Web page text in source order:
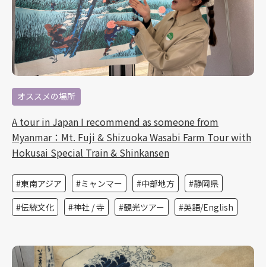
オススメの場所
A tour in Japan I recommend as someone from
Myanmar：Mt. Fuji & Shizuoka Wasabi Farm Tour with
Hokusai Special Train & Shinkansen
東南アジア ミャンマー 中部地方
静岡県
伝統文化
神社 / 寺 観光ツアー 英語/English